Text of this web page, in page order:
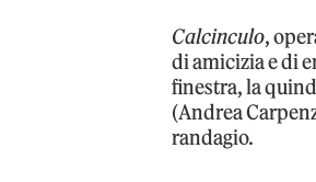
Calcinculo,
di amicizia e di
finestra, la
(Andrea
randagio.